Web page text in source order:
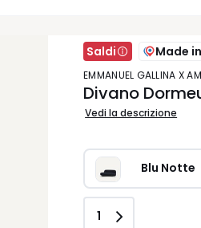
Saldi Made
EMMANUEL GALLINA X
Divano
Vedi la descrizione
Blu Notte
Quantità
1